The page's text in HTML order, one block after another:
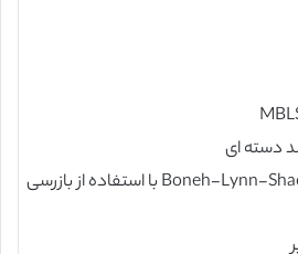
5. روش اصلاح شده Boneh-Lynn-Shacham با استفاده از بازرسی